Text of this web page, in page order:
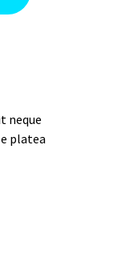
neque
platea